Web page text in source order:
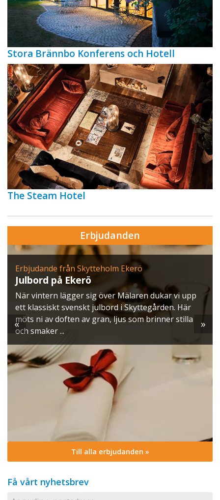
Stora Brännbo Konferens och Hotell
The Steam Hotel
Erbjudanden
Erbjudande från Skytteholm Ekerö
Julbord på Ekerö
När vintern lägger sig över Mälaren dukar vi upp
ett klassiskt svenskt julbord i Skyttegården. Här
möts ni av doften av gran, ljus som brinner stilla
och smaker ...
« »
Till alla erbjudanden »
Få vårt nyhetsbrev